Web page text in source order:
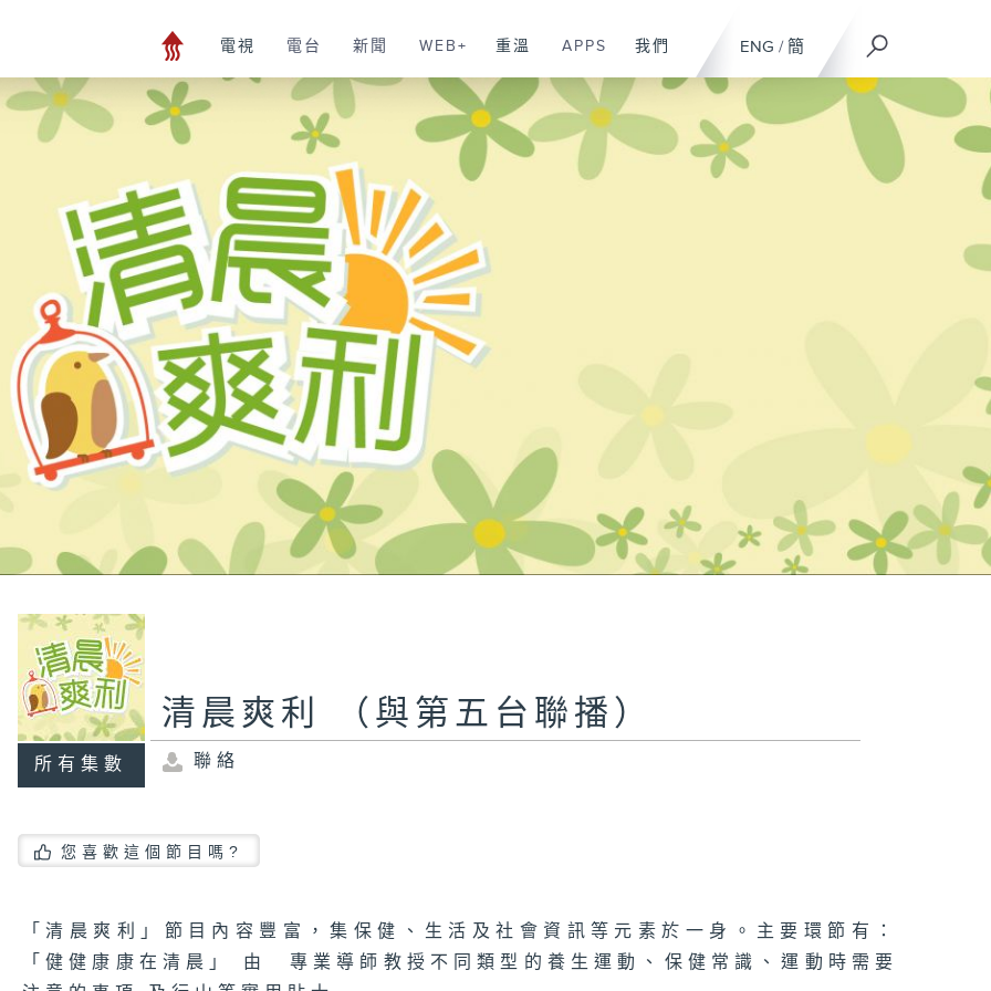
ENG / 簡
電視 電台 新聞 WEB+ 重溫 APPS 我們
所有集數
清晨爽利 （與第五台聯播）
聯絡
您喜歡這個節目嗎?
「清晨爽利」節目內容豐富，集保健、生活及社會資訊等元素於一身。主要環節有：
「健健康康在清晨」 由 專業導師教授不同類型的養生運動、保健常識、運動時需要